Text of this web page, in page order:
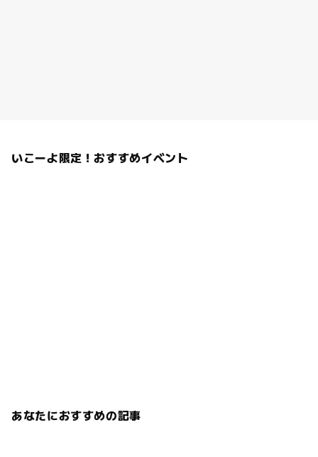
いこーよ限定！おすすめイベント
あなたにおすすめの記事